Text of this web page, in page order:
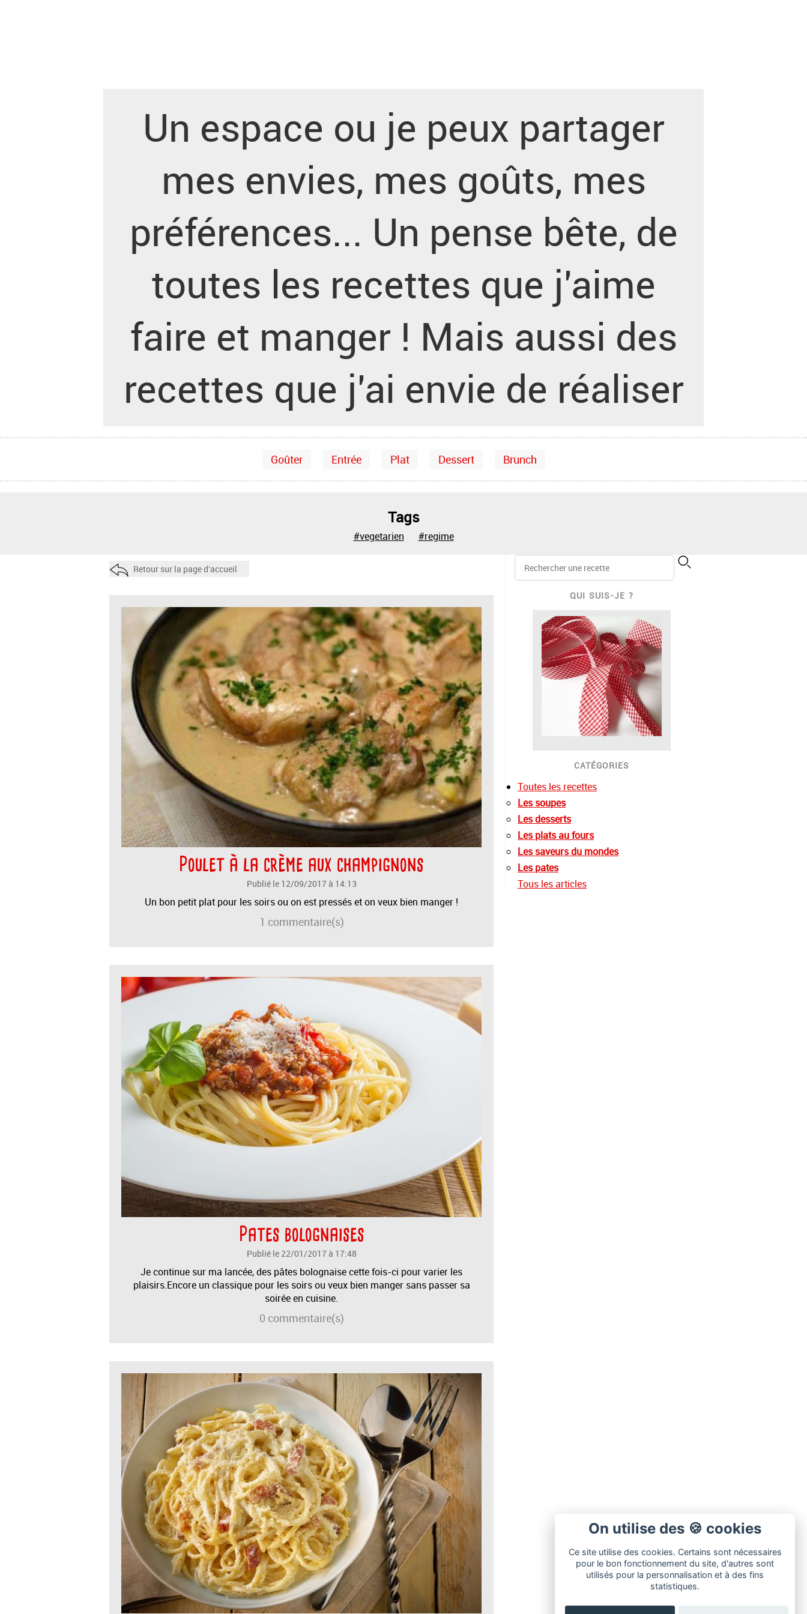
Un espace ou je peux partager
mes envies, mes goûts, mes
préférences... Un pense bête, de
toutes les recettes que j'aime
faire et manger ! Mais aussi des
recettes que j'ai envie de réaliser
Goûter Entrée Plat Dessert Brunch
Tags
#vegetarien #regime
Retour sur la page d'accueil
Poulet à la crème aux champignons
Publié le 12/09/2017 à 14:13
Un bon petit plat pour les soirs ou on est pressés et on veux bien manger !
1 commentaire(s)
Pates bolognaises
Publié le 22/01/2017 à 17:48
Je continue sur ma lancée, des pâtes bolognaise cette fois-ci pour varier les
plaisirs.Encore un classique pour les soirs ou veux bien manger sans passer sa
soirée en cuisine.
0 commentaire(s)
QUI SUIS-JE ?
CATÉGORIES
Toutes les recettes
Les soupes
Les desserts
Les plats au fours
Les saveurs du mondes
Les pates
Tous les articles
On utilise des 🍪 cookies
Ce site utilise des cookies. Certains sont nécessaires
pour le bon fonctionnement du site, d'autres sont
utilisés pour la personnalisation et à des fins
statistiques.